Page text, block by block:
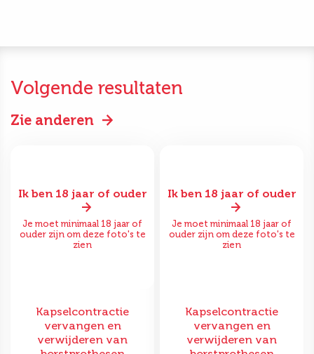
Volgende resultaten
Zie anderen
Ik ben 18 jaar of ouder
Je moet minimaal 18 jaar of
ouder zijn om deze foto's te
zien
Kapselcontractie
vervangen en
verwijderen van
Ik ben 18 jaar of ouder
Je moet minimaal 18 jaar of
ouder zijn om deze foto's te
zien
Kapselcontractie
vervangen en
verwijderen van